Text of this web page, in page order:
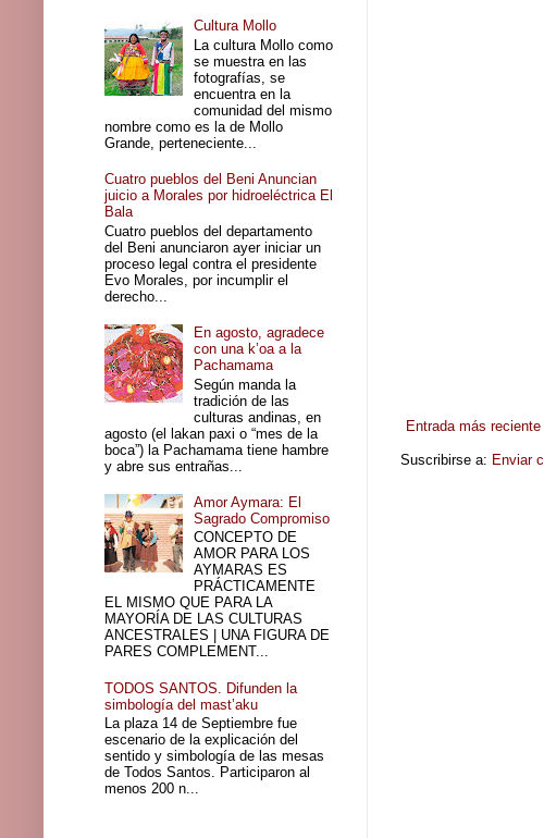
Entrada más reciente
Suscribirse a: Enviar
Cultura Mollo
La cultura Mollo como
se muestra en las
fotografías, se
encuentra en la
comunidad del mismo
nombre como es la de Mollo
Grande, perteneciente...
Cuatro pueblos del Beni Anuncian
juicio a Morales por hidroeléctrica El
Bala
Cuatro pueblos del departamento
del Beni anunciaron ayer iniciar un
proceso legal contra el presidente
Evo Morales, por incumplir el
derecho...
En agosto, agradece
con una k’oa a la
Pachamama
Según manda la
tradición de las
culturas andinas, en
agosto (el lakan paxi o “mes de la
boca”) la Pachamama tiene hambre
y abre sus entrañas...
Amor Aymara: El
Sagrado Compromiso
CONCEPTO DE
AMOR PARA LOS
AYMARAS ES
PRÁCTICAMENTE
EL MISMO QUE PARA LA
MAYORÍA DE LAS CULTURAS
ANCESTRALES | UNA FIGURA DE
PARES COMPLEMENT...
TODOS SANTOS. Difunden la
simbología del mast’aku
La plaza 14 de Septiembre fue
escenario de la explicación del
sentido y simbología de las mesas
de Todos Santos. Participaron al
menos 200 n...